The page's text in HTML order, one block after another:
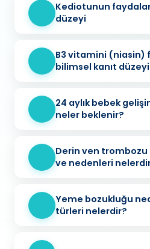
Kediotunun
düzeyi
B3 vitamini (niasin)
bilimsel kanıt düzeyi
24 aylık bebek
neler beklenir?
Derin ven
ve nedenleri
Yeme bozukluğu
türleri nelerdir?